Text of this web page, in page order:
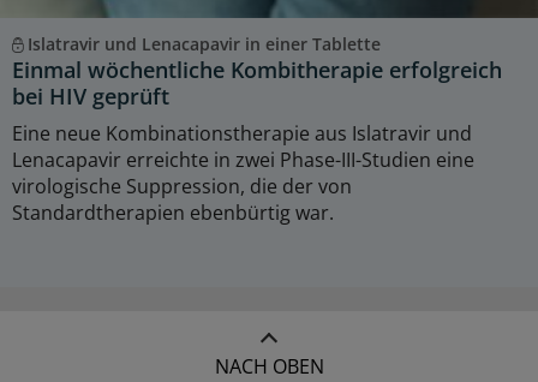
Islatravir und Lenacapavir in einer Tablette
Einmal wöchentliche Kombitherapie erfolgreich
bei HIV geprüft
Eine neue Kombinationstherapie aus Islatravir und
Lenacapavir erreichte in zwei Phase-III-Studien eine
virologische Suppression, die der von
Standardtherapien ebenbürtig war.
NACH OBEN